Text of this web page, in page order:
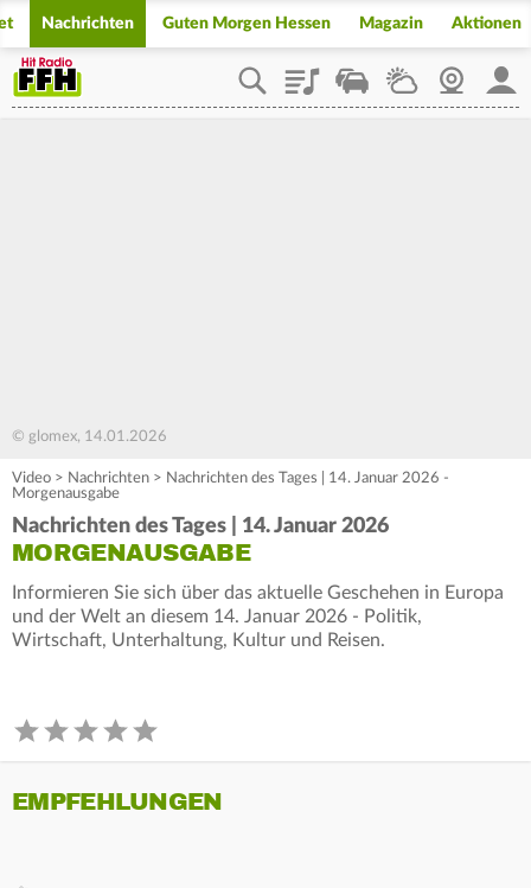
Nachrichten Guten Morgen Hessen Magazin Aktionen
PlaylistStaupilotWetterWebcam
© glomex, 14.01.2026
Video > Nachrichten > Nachrichten des Tages | 14. Januar 2026 -
Morgenausgabe
Nachrichten des Tages | 14. Januar 2026
MORGENAUSGABE
Informieren Sie sich über das aktuelle Geschehen in Europa
und der Welt an diesem 14. Januar 2026 - Politik,
Wirtschaft, Unterhaltung, Kultur und Reisen.
EMPFEHLUNGEN